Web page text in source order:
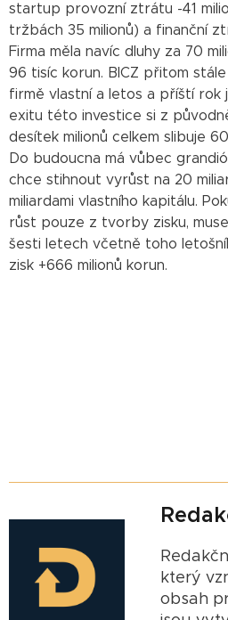
startup provozní ztrátu -41
tržbách 35 milionů) a finanční
Firma měla navíc dluhy za 70
96 tisíc korun. BICZ přitom
firmě vlastní a letos a příští rok
exitu této investice si z
desítek milionů celkem slibuje
Do budoucna má vůbec
chce stihnout vyrůst na 20
miliardami vlastního kapitálu.
růst pouze z tvorby zisku,
šesti letech včetně toho
zisk +666 milionů korun.
který
obsah